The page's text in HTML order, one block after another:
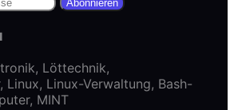
Abonnieren
Löttechnik,
Linux, Linux-Verwaltung, Bash-
MINT